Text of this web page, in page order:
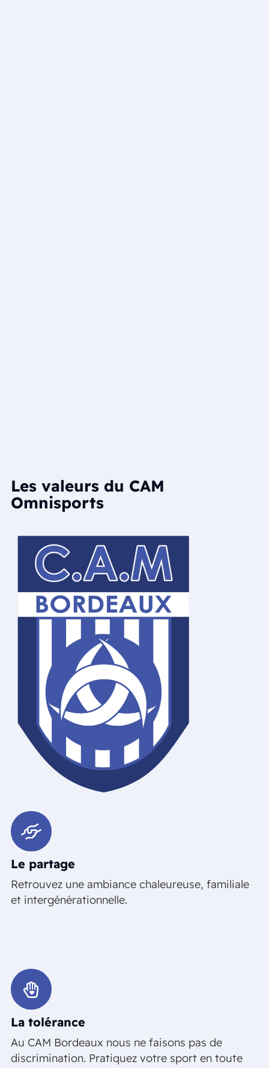
Les valeurs du CAM
Omnisports
Le partage
Retrouvez une ambiance chaleureuse, familiale
et intergénérationnelle.
La tolérance
Au CAM Bordeaux nous ne faisons pas de
discrimination. Pratiquez votre sport en toute